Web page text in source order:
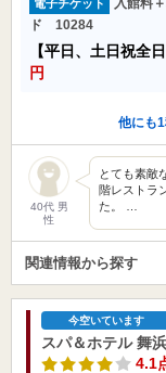
電子チケット
入館料
ド 10284
【平日、土日祝全
円
他にも
40代 男
性
とても素敵
階レストラ
た。 …
関連情報から探す
今空いています
スパ＆ホテル 舞
4.1